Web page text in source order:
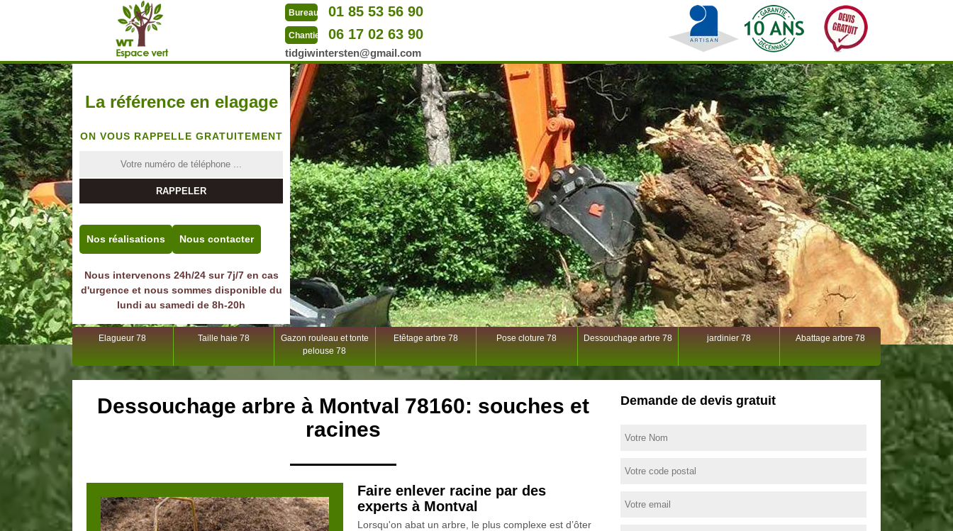
Bureau 01 85 53 56 90
Chantier 06 17 02 63 90
tidgiwintersten@gmail.com
La référence en elagage
ON VOUS RAPPELLE GRATUITEMENT
Nos réalisations Nous contacter
Nous intervenons 24h/24 sur 7j/7 en cas
d'urgence et nous sommes disponible du
lundi au samedi de 8h-20h
Elagueur 78 Taille haie 78
Gazon rouleau et tonte
pelouse 78
Etêtage arbre 78 Pose cloture 78 Dessouchage arbre 78 jardinier 78 Abattage arbre 78
Dessouchage arbre à Montval 78160: souches et
racines
Faire enlever racine par des
experts à Montval
Lorsqu'on abat un arbre, le plus complexe est d’ôter
Demande de devis gratuit